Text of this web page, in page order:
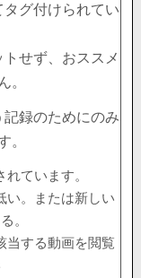
グ付けられてい
せず、おススメ
。
録のためにのみ
。
ています。
い。または新しい
。
当する動画を閲覧